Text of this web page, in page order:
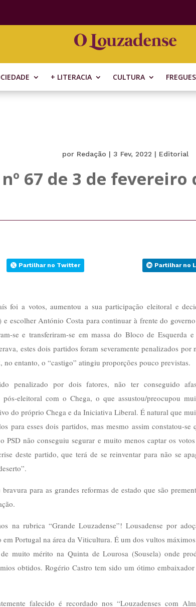
+ LITERACIA CULTURA
por Redação | 3 Fev, 2022 | Editorial
67 de 3 de fevereiro
Partilhar no Twitter Partilhar no
foi a votos, aumentou a sua participação eleitoral e
escolher António Costa para continuar à frente do
se e transferiram-se em massa do Bloco de Esquerda
estes dois partidos foram severamente penalizados por
entanto, o “castigo” atingiu proporções pouco previstas.
penalizado por dois fatores, não ter conseguido
eleitoral com o Chega, o que assustou/preocupou
do próprio Chega e da Iniciativa Liberal. É natural que
para esses dois partidos, mas mesmo assim constatou-se
PSD não conseguiu segurar e muito menos captar os
deste partido, que terá de se reinventar para não se
para as grandes reformas de estado que são
na rubrica “Grande Louzadense”! Lousadense por
Portugal na área da Viticultura. É um dos vultos
muito mérito na Quinta de Lourosa (Sousela) onde
obtidos. Rogério Castro tem sido um ótimo
falecido é recordado nos “Louzadenses com